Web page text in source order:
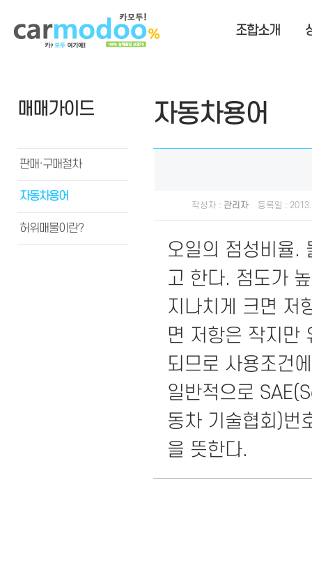
조합소개
매매가이드
판매·구매절차
자동차용어
허위매물이란?
자동차용어
작성자 : 관리자 등록일 :
오일의 점성비율.
고 한다. 점도가
지나치게 크면 저
면 저항은 작지만
되므로 사용조건
일반적으로
동차 기술협회)번
을 뜻한다.